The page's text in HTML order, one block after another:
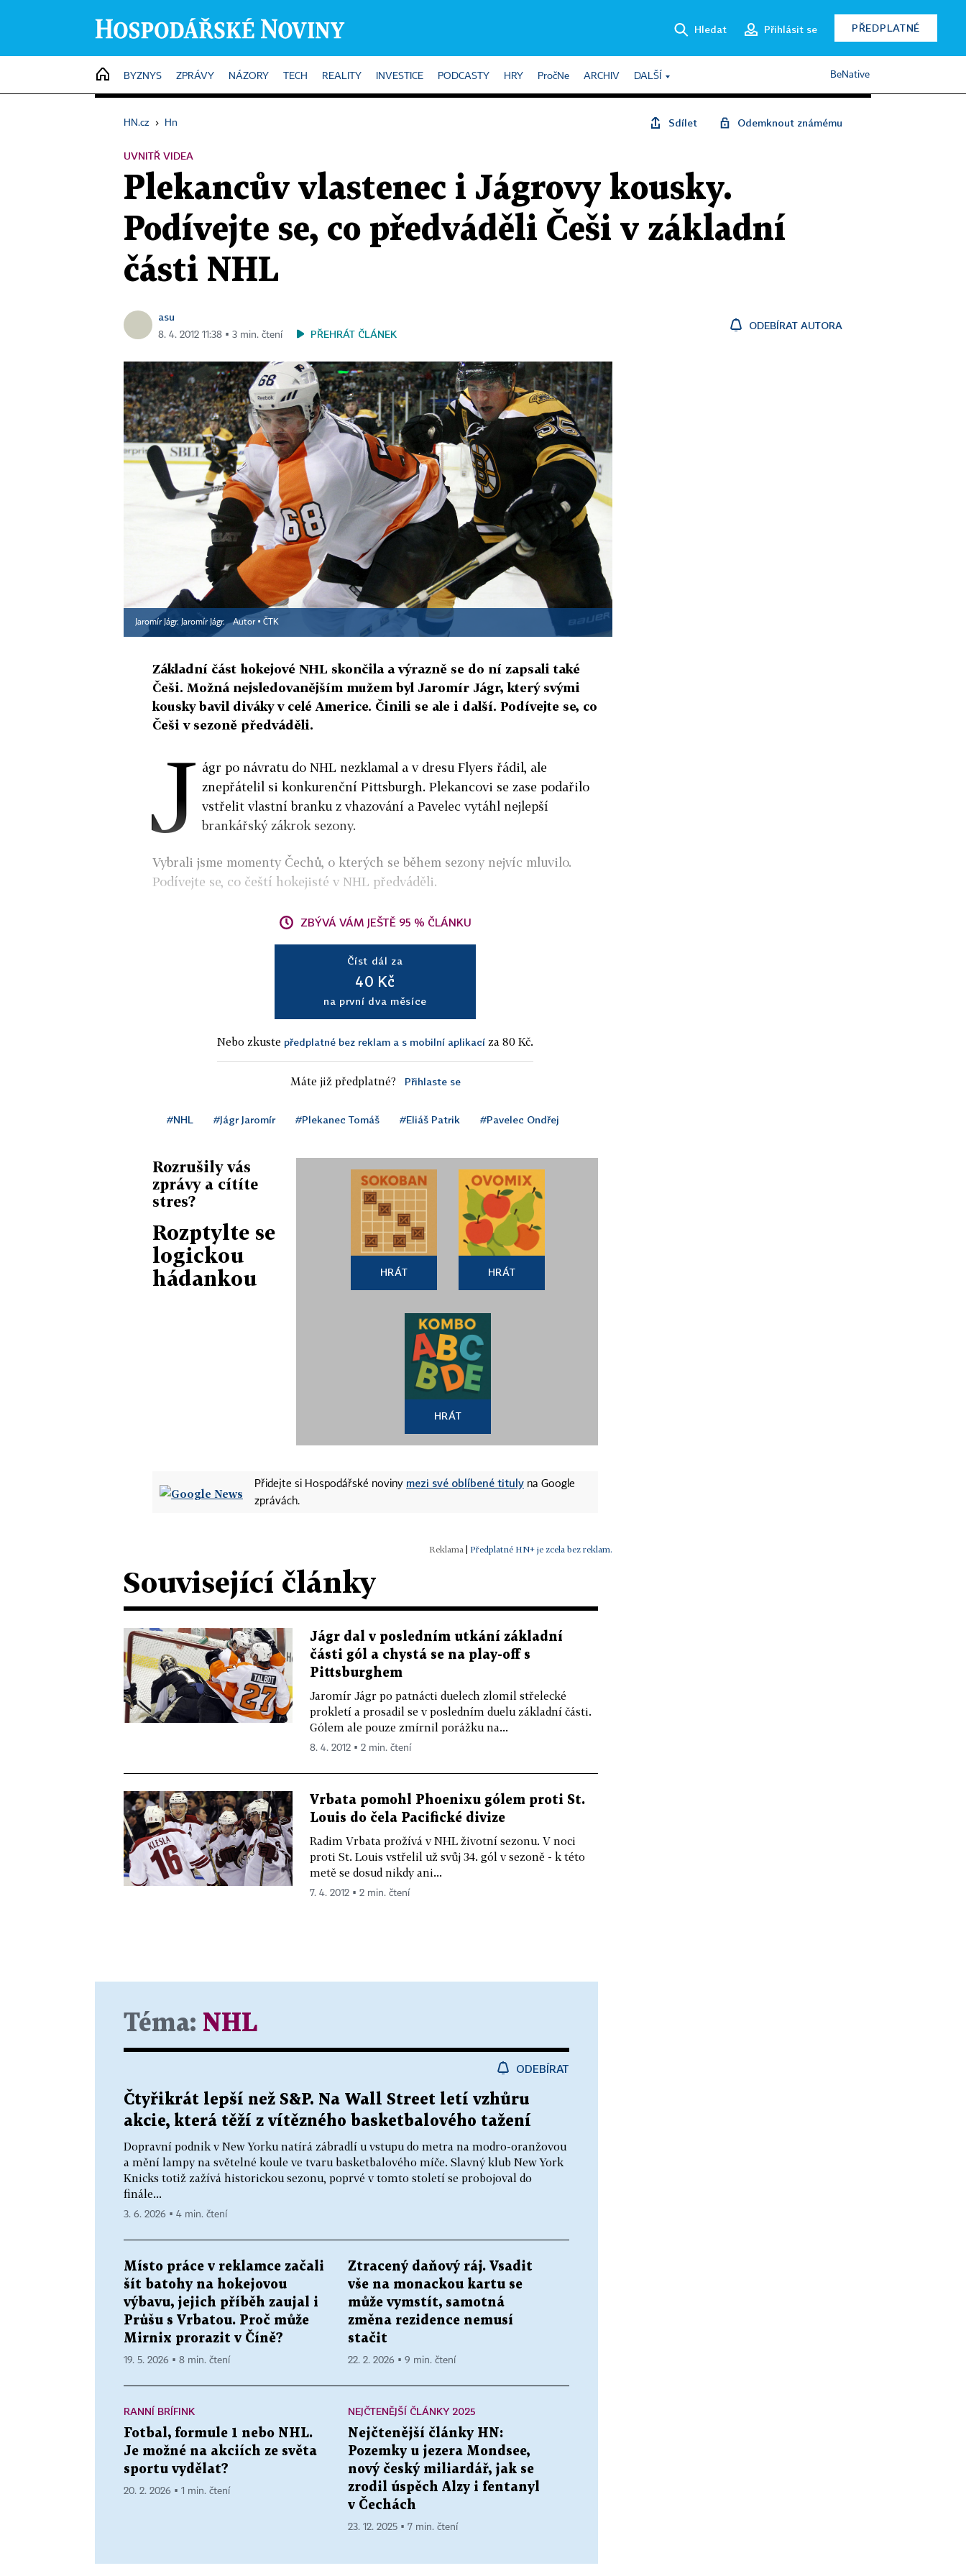
Hledat Přihlásit se PŘEDPLATNÉ
HOME
BYZNYS ZPRÁVY NÁZORY TECH REALITY INVESTICE PODCASTY HRY PročNe ARCHIV DALŠÍ BeNative
HN.cz › Hn Sdílet Odemknout známému
UVNITŘ VIDEA
Plekancův vlastenec i Jágrovy kousky.
Podívejte se, co předváděli Češi v základní
části NHL
asu
8. 4. 2012 11:38 ▪ 3 min. čtení PŘEHRÁT ČLÁNEK
ODEBÍRAT AUTORA
Jaromír Jágr. Jaromír Jágr. Autor ▪ ČTK
Základní část hokejové NHL skončila a výrazně se do ní zapsali také
Češi. Možná nejsledovanějším mužem byl Jaromír Jágr, který svými
kousky bavil diváky v celé Americe. Činili se ale i další. Podívejte se, co
Češi v sezoně předváděli.
J ágr po návratu do NHL nezklamal a v dresu Flyers řádil, ale
znepřátelil si konkurenční Pittsburgh. Plekancovi se zase podařilo
vstřelit vlastní branku z vhazování a Pavelec vytáhl nejlepší
brankářský zákrok sezony.
Vybrali jsme momenty Čechů, o kterých se během sezony nejvíc mluvilo.
Podívejte se, co čeští hokejisté v NHL předváděli.
ZBÝVÁ VÁM JEŠTĚ 95 % ČLÁNKU
Číst dál za
40 Kč
na první dva měsíce
Nebo zkuste předplatné bez reklam a s mobilní aplikací za 80 Kč.
Máte již předplatné? Přihlaste se
#NHL #Jágr Jaromír #Plekanec Tomáš #Eliáš Patrik #Pavelec Ondřej
Rozrušily vás
zprávy a cítíte
stres?
Rozptylte se
logickou
hádankou
HRÁT HRÁT
HRÁT
Přidejte si Hospodářské noviny mezi své oblíbené tituly na Google
zprávách.
| Předplatné HN+ je zcela bez reklam.
Související články
Jágr dal v posledním utkání základní
části gól a chystá se na play-off s
Pittsburghem
Jaromír Jágr po patnácti duelech zlomil střelecké
prokletí a prosadil se v posledním duelu základní části.
Gólem ale pouze zmírnil porážku na...
8. 4. 2012 ▪ 2 min. čtení
Vrbata pomohl Phoenixu gólem proti St.
Louis do čela Pacifické divize
Radim Vrbata prožívá v NHL životní sezonu. V noci
proti St. Louis vstřelil už svůj 34. gól v sezoně - k této
metě se dosud nikdy ani...
7. 4. 2012 ▪ 2 min. čtení
Téma: NHL
ODEBÍRAT
Čtyřikrát lepší než S&P. Na Wall Street letí vzhůru
akcie, která těží z vítězného basketbalového tažení
Dopravní podnik v New Yorku natírá zábradlí u vstupu do metra na modro-oranžovou
a mění lampy na světelné koule ve tvaru basketbalového míče. Slavný klub New York
Knicks totiž zažívá historickou sezonu, poprvé v tomto století se probojoval do
finále...
3. 6. 2026 ▪ 4 min. čtení
Místo práce v reklamce začali
šít batohy na hokejovou
výbavu, jejich příběh zaujal i
Průšu s Vrbatou. Proč může
Mirnix prorazit v Číně?
19. 5. 2026 ▪ 8 min. čtení
Ztracený daňový ráj. Vsadit
vše na monackou kartu se
může vymstít, samotná
změna rezidence nemusí
stačit
22. 2. 2026 ▪ 9 min. čtení
RANNÍ BRÍFINK
Fotbal, formule 1 nebo NHL.
Je možné na akciích ze světa
sportu vydělat?
20. 2. 2026 ▪ 1 min. čtení
NEJČTENĚJŠÍ ČLÁNKY 2025
Nejčtenější články HN:
Pozemky u jezera Mondsee,
nový český miliardář, jak se
zrodil úspěch Alzy i fentanyl
v Čechách
23. 12. 2025 ▪ 7 min. čtení